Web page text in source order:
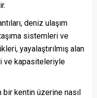
deniz ulaşım
sistemleri ve
yayalaştırılmış alan
ve kapasiteleriyle
bir kentin üzerine nasıl